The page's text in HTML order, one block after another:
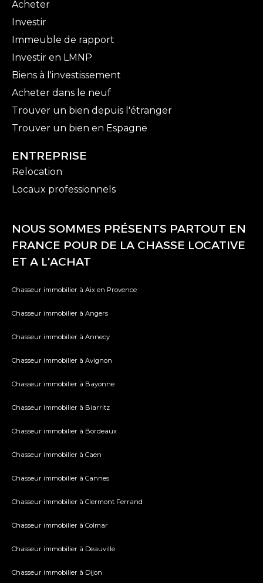
Acheter
Investir
Immeuble de rapport
Investir en LMNP
Biens à l'investissement
Acheter dans le neuf
Trouver un bien depuis l'étranger
Trouver un bien en Espagne
ENTREPRISE
Relocation
Locaux professionnels
NOUS SOMMES PRÉSENTS PARTOUT EN
FRANCE POUR DE LA CHASSE LOCATIVE
ET A L'ACHAT
Chasseur immobilier à Aix en Provence
Chasseur immobilier à Angers
Chasseur immobilier à Annecy
Chasseur immobilier à Avignon
Chasseur immobilier à Bayonne
Chasseur immobilier à Biarritz
Chasseur immobilier à Bordeaux
Chasseur immobilier à Caen
Chasseur immobilier à Cannes
Chasseur immobilier à Clermont Ferrand
Chasseur immobilier à Colmar
Chasseur immobilier à Deauville
Chasseur immobilier à Dijon